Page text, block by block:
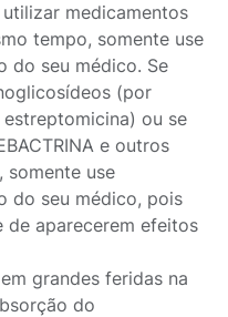
medicamentos
tempo, somente use
do seu médico. Se
(por
ou se
e outros
use
do seu médico, pois
de aparecerem efeitos
grandes feridas na
do